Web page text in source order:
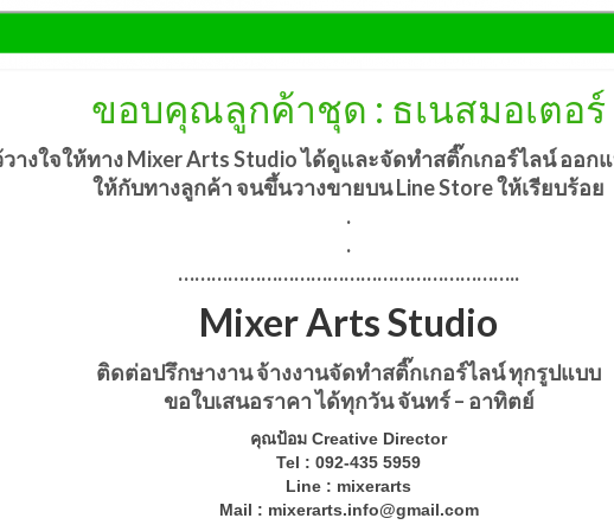
ขอบคุณลูกค้าชุด : ธเนสมอเตอร์
วางใจให้ทางMixer Arts Studioได้ดูและจัดทำสติ๊กเกอร์ไลน์ ออก
ให้กับทางลูกค้าจนขึ้นวางขายบน Line Store ให้เรียบร้อย
.
.
……………………………………………………..
Mixer Arts Studio
ติดต่อปรึกษางาน จ้างงานจัดทำสติ๊กเกอร์ไลน์ ทุกรูปแบบ
ขอใบเสนอราคา ได้ทุกวัน จันทร์ – อาทิตย์
คุณป้อม Creative Director
Tel : 092-435 5959
Line : mixerarts
Mail : mixerarts.info@gmail.com